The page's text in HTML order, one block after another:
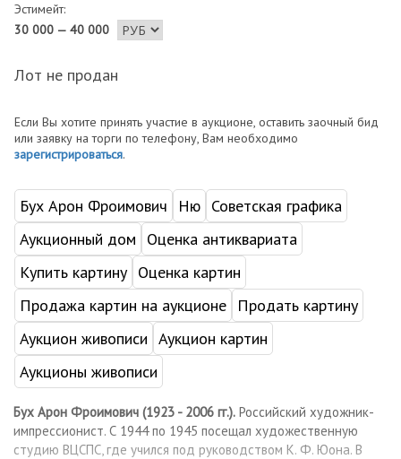
Эстимейт:
30 000 — 40 000
Лот не продан
Если Вы хотите принять участие в аукционе, оставить заочный бид
или заявку на торги по телефону, Вам необходимо
зарегистрироваться.
Бух Арон Фроимович Ню Советская графика
Аукционный дом
Оценка антиквариата
Купить картину Оценка картин
Продажа картин на аукционе
Продать картину
Аукцион живописи Аукцион картин
Аукционы живописи
Бух Арон Фроимович (1923 - 2006 гг.). Российский художник-
импрессионист. С 1944 по 1945 посещал художественную
студию ВЦСПС, где учился под руководством К. Ф. Юона. В